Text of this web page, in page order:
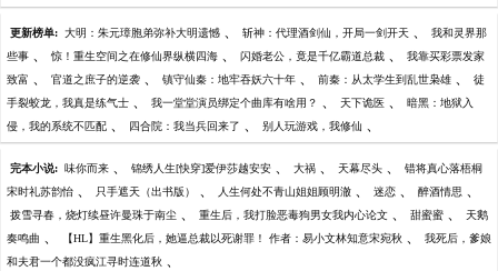
更新榜单: 大明：朱元璋胞弟弥补大明遗憾 、 斩神：代理酒剑仙，开局一剑开天 、 我和灵界那
些事 、 惊！重生空间之在修仙界纵横四海 、 闪婚老公，竟是千亿霸道总裁 、 我靠买彩票发家
致富 、 官道之庶子的逆袭 、 镇守仙秦：地牢吞妖六十年 、 前秦：从太学生到乱世枭雄 、 徒
手裂蛟龙，我真是练气士 、 我一堂堂演员绑定个曲库有啥用？ 、 天下诡医 、 暗黑：地狱入
侵，我的系统不匹配 、 四合院：我当兵回来了 、 别人玩游戏，我修仙 、
完本小说: 味你而来 、 锦绣人生[快穿]爱伊莎越安安 、 大祸 、 天幕尽头 、 错将真心落梧桐
宋时礼苏韵怡 、 只手遮天（出书版） 、 人生何处不青山姐姐顾明澈 、 迷恋 、 醉酒情思 、
拨雪寻春，烧灯续昼许曼珠于南尘 、 重生后，我打脸恶毒狗男女我内心论文 、 甜蜜蜜 、 天鹅
奏鸣曲 、 【HL】重生黑化后，她逼总裁以死谢罪！ 作者：易小文林知意宋宛秋 、 我死后，爹娘
和夫君一个都没疯江寻时连道秋 、